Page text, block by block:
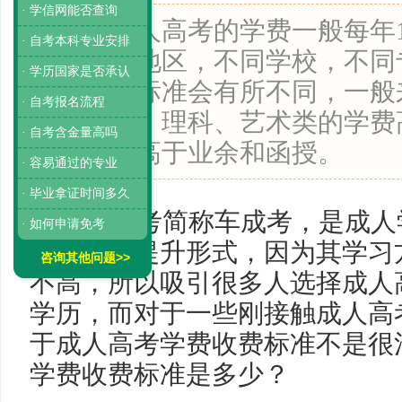
导读：成人高考的学费一般每年
右，不同地区，不同学校，不
式的学费标准会有所不同，一
高于专科，理科、艺术类的学
习的学费高于业余和函授。
成人高考简称车成考，是成
门的学历提升形式，因为其学
不高，所以吸引很多人选择成
学历，而对于一些刚接触成人
于成人高考学费收费标准不是
学费收费标准是多少？
· 学信网能否查询
· 自考本科专业安排
· 学历国家是否承认
· 自考报名流程
· 自考含金量高吗
· 容易通过的专业
· 毕业拿证时间多久
· 如何申请免考
咨询其他问题>>